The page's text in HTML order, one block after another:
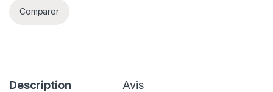
Comparer
Description Avis